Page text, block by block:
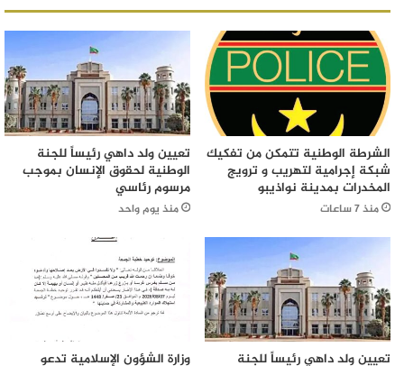
الشرطة الوطنية تتمكن من تفكيك
شبكة إجرامية لتهريب و ترويج
المخدرات بمدينة نواذيبو
منذ 7 ساعات
تعيين ولد داهي رئيساً للجنة
الوطنية لحقوق الإنسان بموجب
مرسوم رئاسي
منذ يوم واحد
تعيين ولد داهي رئيساً للجنة
وزارة الشؤون الإسلامية تدعو